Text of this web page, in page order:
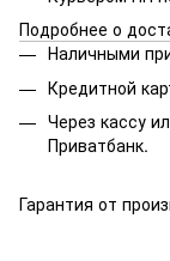
Подробнее о
Наличными
Кредитной
Через кассу
Приватбанк.
Гарантия от